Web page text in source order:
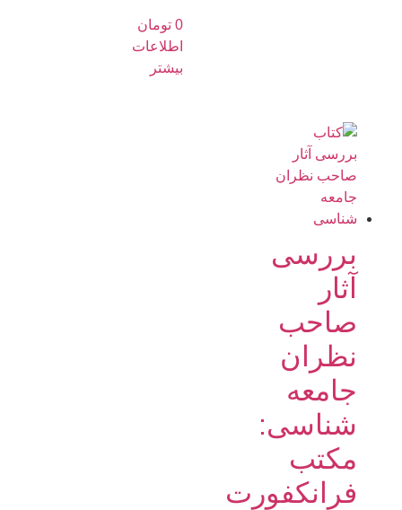
0 تومان
اطلاعات
بیشتر
بررسی
آثار
صاحب
نظران
جامعه
شناسی:
مکتب
فرانکفورت